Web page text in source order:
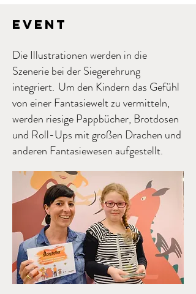
EVENT
Die Illustrationen werden in die
Szenerie bei der Siegerehrung
integriert. Um den Kindern das Gefühl
von einer Fantasiewelt zu vermitteln,
werden riesige Pappbücher, Brotdosen
und Roll-Ups mit großen Drachen und
anderen Fantasiewesen aufgestellt.